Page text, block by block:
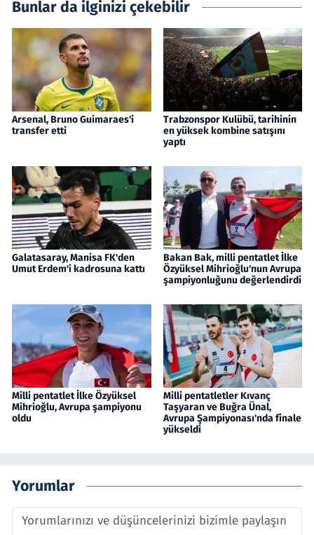
Bunlar da ilginizi çekebilir
Arsenal, Bruno Guimaraes'i
transfer etti
Trabzonspor Kulübü, tarihinin
en yüksek kombine satışını
yaptı
Galatasaray, Manisa FK'den
Umut Erdem'i kadrosuna kattı
Bakan Bak, milli pentatlet İlke
Özyüksel Mihrioğlu'nun Avrupa
şampiyonluğunu değerlendirdi
Milli pentatlet İlke Özyüksel
Mihrioğlu, Avrupa şampiyonu
oldu
Milli pentatletler Kıvanç
Taşyaran ve Buğra Ünal,
Avrupa Şampiyonası'nda finale
yükseldi
Yorumlar